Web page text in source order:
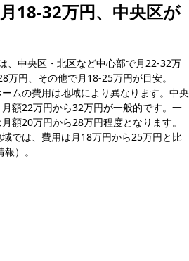
18-32万円、中央区が
、中央区・北区など中心部で月22-32万
万円、その他で月18-25万円が目安。
ムの費用は地域により異なります。中央
額22万円から32万円が一般的です。一
額20万円から28万円程度となります。
では、費用は月18万円から25万円と比
）。